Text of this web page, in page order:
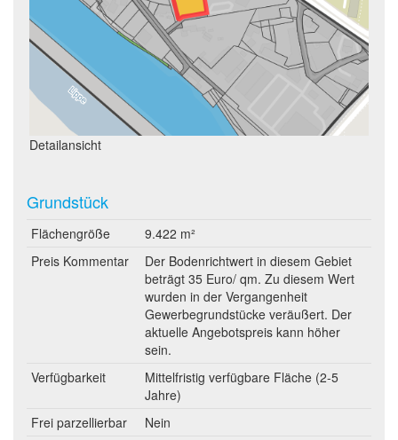
Detailansicht
Grundstück
Flächengröße
9.422 m²
Preis Kommentar
Der Bodenrichtwert in diesem Gebiet
beträgt 35 Euro/ qm. Zu diesem Wert
wurden in der Vergangenheit
Gewerbegrundstücke veräußert. Der
aktuelle Angebotspreis kann höher
sein.
Verfügbarkeit
Mittelfristig verfügbare Fläche (2-5
Jahre)
Frei parzellierbar
Nein